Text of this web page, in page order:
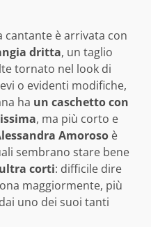
cantante è arrivata con
dritta, un taglio
tornato nel look di
o evidenti modifiche,
ha un caschetto con
, ma più corto e
Amoroso è
sembrano stare bene
corti: difficile dire
maggiormente, più
uno dei suoi tanti